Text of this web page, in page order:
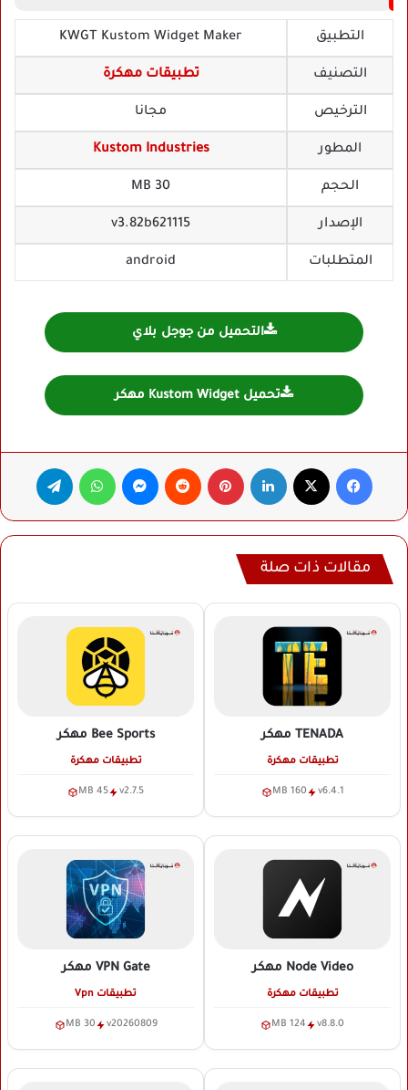
التطبيق KWGT Kustom Widget Maker
التصنيف تطبيقات مهكرة
الترخيص مجانا
المطور Kustom Industries
الحجم 30 MB
الإصدار v3.82b621115
المتطلبات android
التحميل من جوجل بلاي
تحميل Kustom Widget مهكر
فيسبوك لينكدإن بينتيريست ماسنجر واتساب
مقالات ذات صلة
TENADA مهكر
تطبيقات مهكرة
v6.4.1
160 MB
Bee Sports مهكر
تطبيقات مهكرة
v2.7.5
45 MB
Node Video مهكر
تطبيقات مهكرة
v8.8.0
124 MB
VPN Gate مهكر
تطبيقات Vpn
v20260809
30 MB